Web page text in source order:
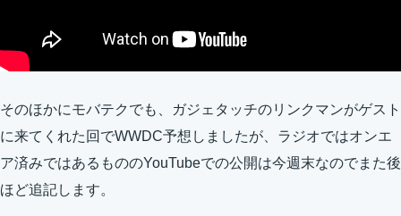
そのほかにモバテクでも、ガジェタッチのリンクマンがゲスト
に来てくれた回でWWDC予想しましたが、ラジオではオンエ
ア済みではあるもののYouTubeでの公開は今週末なのでまた後
ほど追記します。